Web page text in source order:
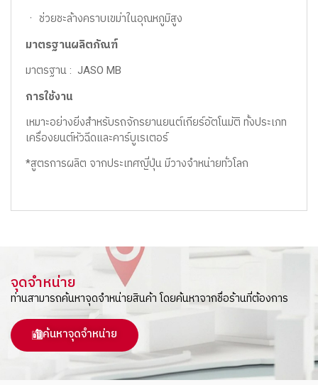
ㆍ ช่วยชะล้างคราบเขม่าในอุณหภูมิสูง
มาตรฐานผลิตภัณฑ์
มาตรฐาน : JASO MB
การใช้งาน
เหมาะอย่างยิ่งสำหรับรถจักรยานยนต์เกียร์อัตโนมัติ ทั้งประเภท
เครื่องยนต์หัวฉีดและคาร์บูเรเตอร์
*สูตรการผลิต จากประเทศญี่ปุ่น มีวางจำหน่ายทั่วโลก
จุดจำหน่าย
ท่านสามารถค้นหาจุดจำหน่ายสินค้า โดยค้นหาจากชื่อร้านที่ต้องการ
ค้นหาจุดจำหน่าย